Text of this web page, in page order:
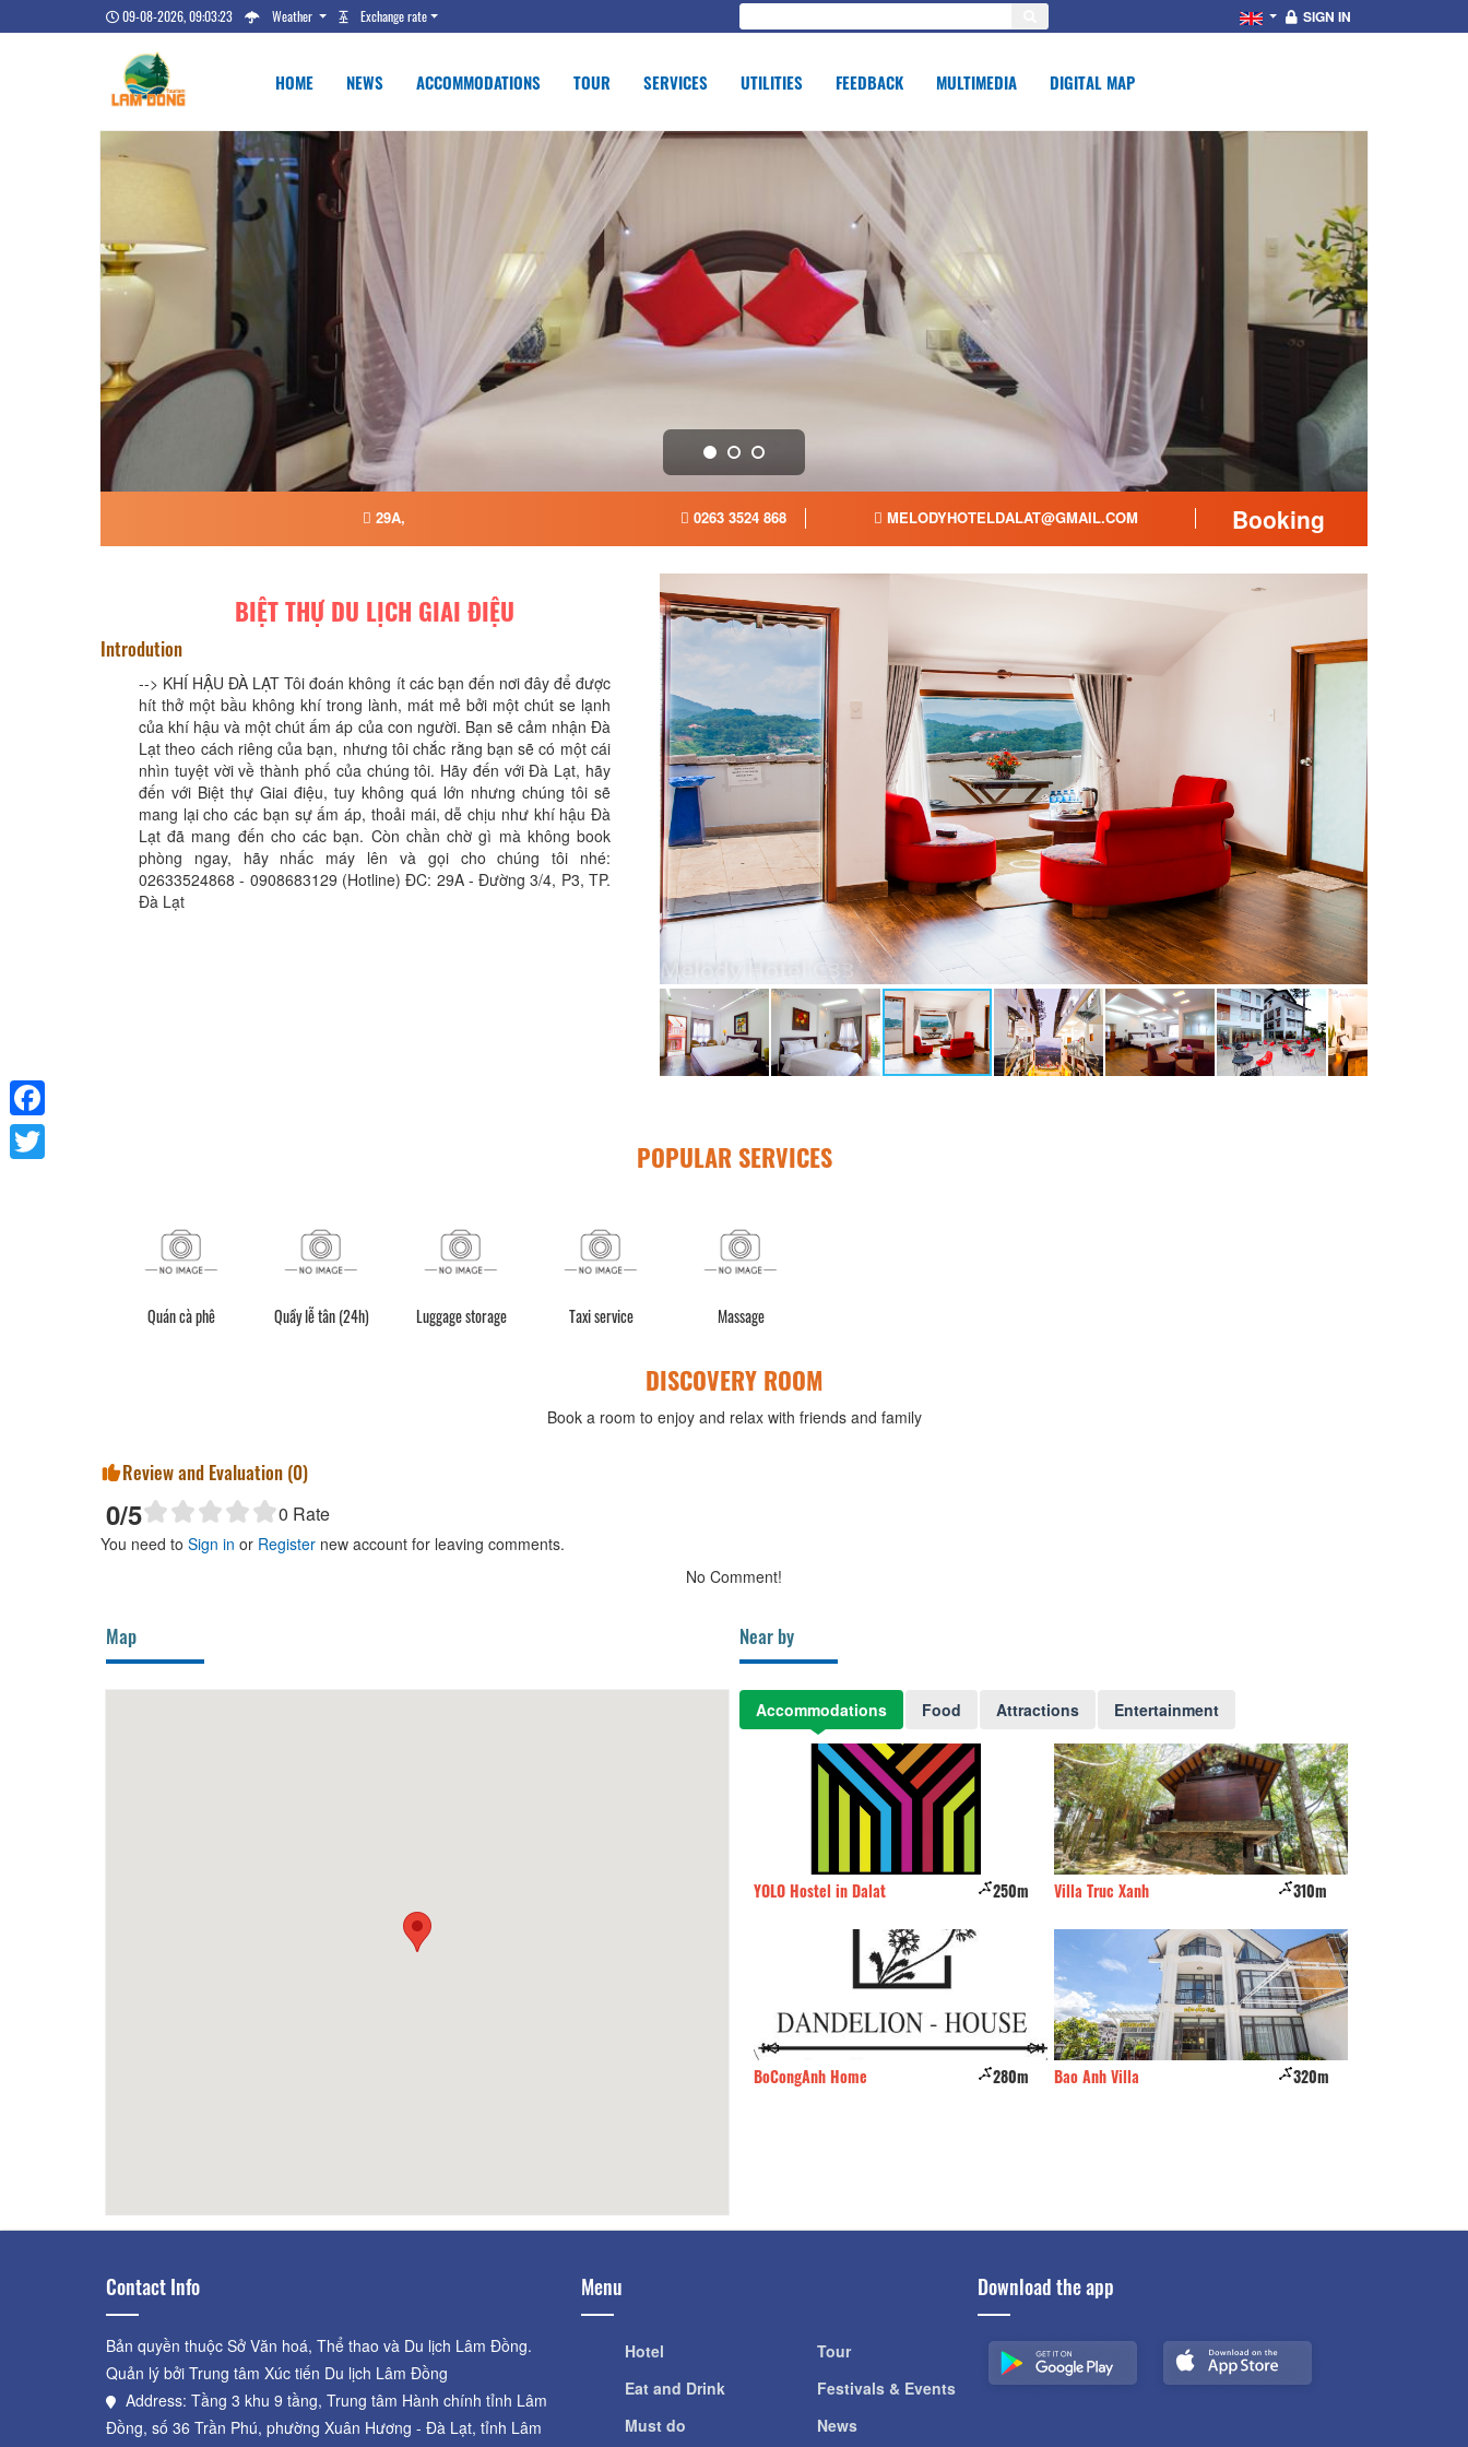
09-08-2026, 09:03:24 Weather Exchange rate SIGN IN
HOME NEWS ACCOMMODATIONS TOUR SERVICES UTILITIES FEEDBACK MULTIMEDIA DIGITAL MAP
29A, 0263 3524 868 MELODYHOTELDALAT@GMAIL.COM Booking
BIỆT THỰ DU LỊCH GIAI ĐIỆU
Introdution
--> KHÍ HẬU ĐÀ LẠT Tôi đoán không ít các bạn đến nơi đây để được
hít thở một bầu không khí trong lành, mát mẻ bởi một chút se lạnh
của khí hậu và một chút ấm áp của con người. Bạn sẽ cảm nhận Đà
Lạt theo cách riêng của bạn, nhưng tôi chắc rằng bạn sẽ có một cái
nhìn tuyệt vời về thành phố của chúng tôi. Hãy đến với Đà Lạt, hãy
đến với Biệt thự Giai điệu, tuy không quá lớn nhưng chúng tôi sẽ
mang lại cho các bạn sự ấm áp, thoải mái, dễ chịu như khí hậu Đà
Lạt đã mang đến cho các bạn. Còn chần chờ gì mà không book
phòng ngay, hãy nhấc máy lên và gọi cho chúng tôi nhé:
02633524868 - 0908683129 (Hotline) ĐC: 29A - Đường 3/4, P3, TP.
Đà Lạt
POPULAR SERVICES
Quán cà phê Quầy lễ tân (24h) Luggage storage Taxi service Massage
DISCOVERY ROOM
Book a room to enjoy and relax with friends and family
Review and Evaluation (0)
0/5 0 Rate
You need to Sign in or Register new account for leaving comments.
No Comment!
Map Near by
Accommodations Food Attractions Entertainment
YOLO Hostel in Dalat 250m
BoCongAnh Home 280m
Villa Truc Xanh 310m
Bao Anh Villa 320m
Contact Info
Bản quyền thuộc Sở Văn hoá, Thể thao và Du lịch Lâm Đồng.
Quản lý bởi Trung tâm Xúc tiến Du lịch Lâm Đồng
Address: Tầng 3 khu 9 tầng, Trung tâm Hành chính tỉnh Lâm
Đồng, số 36 Trần Phú, phường Xuân Hương - Đà Lạt, tỉnh Lâm
Menu
Hotel
Eat and Drink
Must do
Tour
Festivals & Events
News
Download the app
Facebook